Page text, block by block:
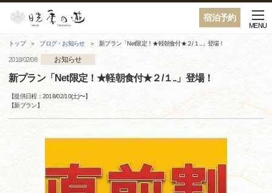
宿泊予約
MENU
トップ ブログ・お知らせ 新プラン「Net限定！★軽朝食付★２/１..」登場！
2018/02/08 お知らせ
新プラン「Net限定！★軽朝食付★２/１..」登場！
【提供日程：2018/02/10(土)〜】
【新プラン】